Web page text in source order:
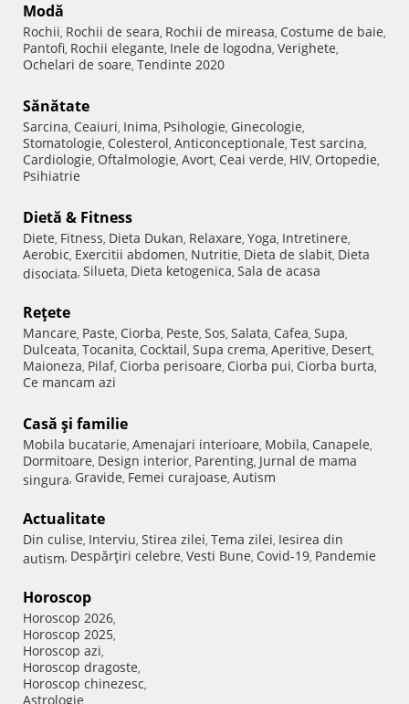
Modă
Rochii, Rochii de seara, Rochii de mireasa, Costume de baie,
Pantofi, Rochii elegante, Inele de logodna, Verighete,
Ochelari de soare, Tendinte 2020
Sănătate
Sarcina, Ceaiuri, Inima, Psihologie, Ginecologie,
Stomatologie, Colesterol, Anticonceptionale, Test sarcina,
Cardiologie, Oftalmologie, Avort, Ceai verde, HIV, Ortopedie,
Psihiatrie
Dietă & Fitness
Diete, Fitness, Dieta Dukan, Relaxare, Yoga, Intretinere,
Aerobic, Exercitii abdomen, Nutritie, Dieta de slabit, Dieta
disociata, Silueta, Dieta ketogenica, Sala de acasa
Reţete
Mancare, Paste, Ciorba, Peste, Sos, Salata, Cafea, Supa,
Dulceata, Tocanita, Cocktail, Supa crema, Aperitive, Desert,
Maioneza, Pilaf, Ciorba perisoare, Ciorba pui, Ciorba burta,
Ce mancam azi
Casă şi familie
Mobila bucatarie, Amenajari interioare, Mobila, Canapele,
Dormitoare, Design interior, Parenting, Jurnal de mama
singura, Gravide, Femei curajoase, Autism
Actualitate
Din culise, Interviu, Stirea zilei, Tema zilei, Iesirea din
autism, Despărţiri celebre, Vesti Bune, Covid-19, Pandemie
Horoscop
Horoscop 2026,
Horoscop 2025,
Horoscop azi,
Horoscop dragoste,
Horoscop chinezesc,
Astrologie